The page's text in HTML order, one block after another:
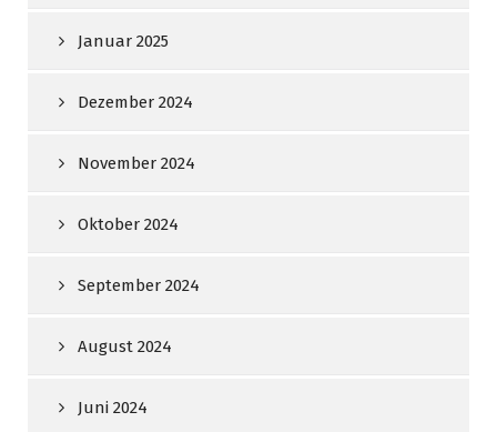
Januar 2025
Dezember 2024
November 2024
Oktober 2024
September 2024
August 2024
Juni 2024